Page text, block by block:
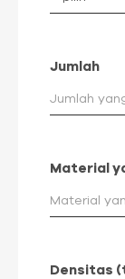
Jumlah
Material
Densitas